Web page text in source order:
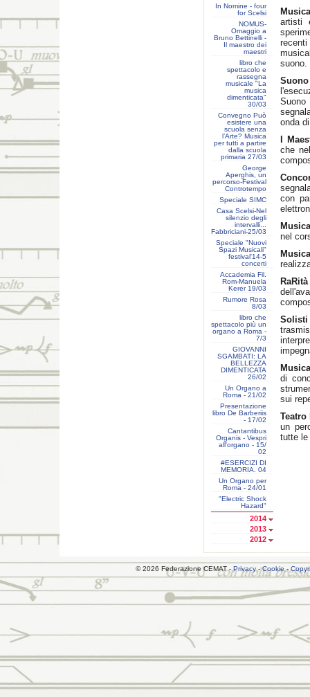
In Nomine - four
for Scelsi
NOMUS-
Omaggio a
Bruno Bettinelli -
Il maestro dei
maestri
libro che
spettacolo e
rassegna
musicale "La
musica
dimenticata"
30/03
Convegno Può
esistere una
scuola senza
l’Arte? Musica
per tutti a partire
dalla scuola
primaria 27/03
George
Aperghis, un
percorso-Festival
Controtempo
Speciale SIMC
Casa Scelsi-Nel
silenzio degli
intervalli...
Fabbriciani-25/03
Speciale "Nuovi
Spazi Musicali"
festival'14-5
concerti
Accademia Fil.
Rom-Manuela
Kerer 19/03
Rumore Rosa
8/03
libro che
spettacolo più un
organo a Roma -
7/3
GIOVANNI
SGAMBATI: LA
BELLEZZA
DIMENTICATA
26/02
Un Organo a
Roma - 21/02
Presentazione
libro De Barberiis
- 17/02
Cantantibus
Organis - Vespri
all'organo - 15/
02
#ESERCIZI DI
MEMORIA. 04
Un Organo per
Roma - 24/01
"Electric Shock
Hazard"
2014
2013
2012
artisti
suono.
onda
I
che
con
nel
RaRità
di
sui
Teatro
un
tutte le
© 2026 Federazione CEMAT - Privacy-Cookie -